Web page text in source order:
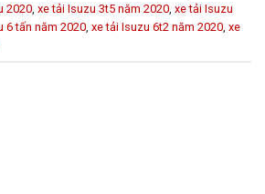
2020 xe tải Isuzu 3t5 năm 2020 xe tải Isuzu
6 tấn năm 2020 xe tải Isuzu 6t2 năm 2020 xe